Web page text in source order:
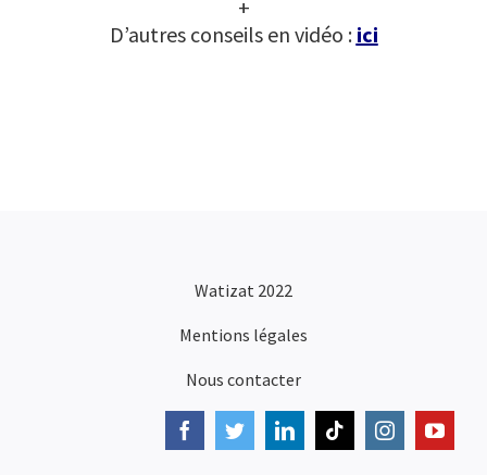
+
D’autres conseils en vidéo : ici
Watizat 2022
Mentions légales
Nous contacter